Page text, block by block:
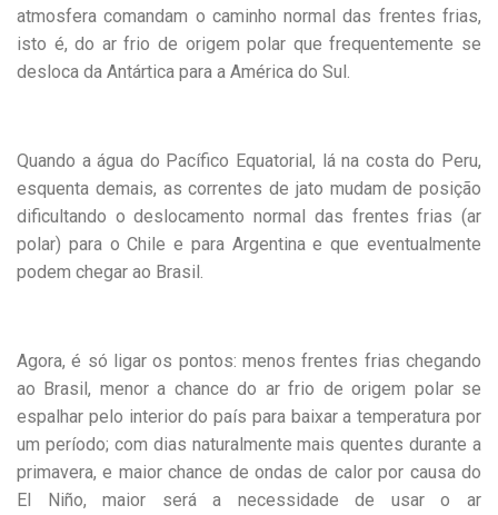
atmosfera comandam o caminho normal das frentes frias,
isto é, do ar frio de origem polar que frequentemente se
desloca da Antártica para a América do Sul.
Quando a água do Pacífico Equatorial, lá na costa do Peru,
esquenta demais, as correntes de jato mudam de posição
dificultando o deslocamento normal das frentes frias (ar
polar) para o Chile e para Argentina e que eventualmente
podem chegar ao Brasil.
Agora, é só ligar os pontos: menos frentes frias chegando
ao Brasil, menor a chance do ar frio de origem polar se
espalhar pelo interior do país para baixar a temperatura por
um período; com dias naturalmente mais quentes durante a
primavera, e maior chance de ondas de calor por causa do
El Niño, maior será a necessidade de usar o ar